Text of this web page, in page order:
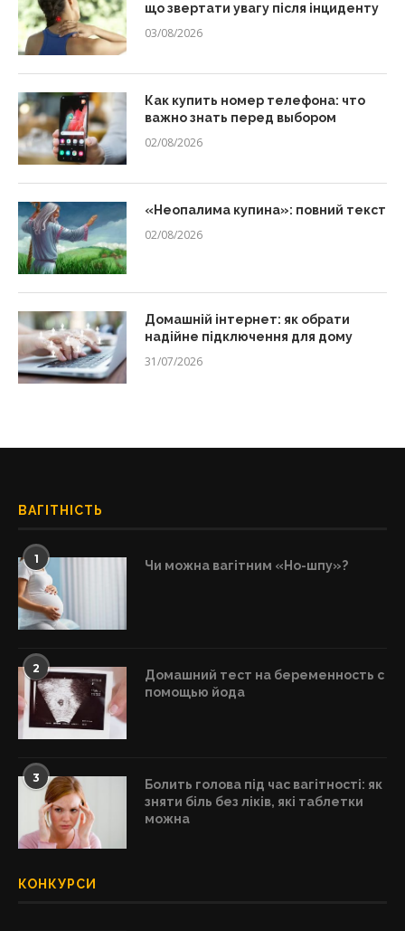
що звертати увагу після інциденту
03/08/2026
Как купить номер телефона: что
важно знать перед выбором
02/08/2026
«Неопалима купина»: повний текст
02/08/2026
Домашній інтернет: як обрати
надійне підключення для дому
31/07/2026
ВАГІТНІСТЬ
1 Чи можна вагітним «Но-шпу»?
2
Домашний тест на беременность с
помощью йода
3
Болить голова під час вагітності: як
зняти біль без ліків, які таблетки
можна
КОНКУРСИ